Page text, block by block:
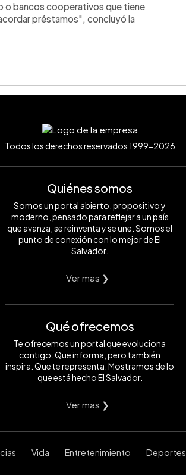
bancos cooperativos que tiene
préstamos", concluyó la
Todos los derechos reservados 1999-2026
Quiénes somos
Somos un portal abierto, propositivo y
moderno, pensado para reflejar a un país
que avanza, se reinventa y se une. Somos el
punto de conexión con lo mejor de El
Salvador.
Ver mas ❯
Qué ofrecemos
Te ofrecemos un portal que evoluciona
contigo. Que informa, pero también
inspira. Que te representa. Mostramos de lo
que está hecho El Salvador.
Ver mas ❯
Vida Entretenimiento Deportes